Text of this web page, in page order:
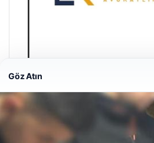
Enes Kaplan Avukatlık Bürosu
Göz Atın